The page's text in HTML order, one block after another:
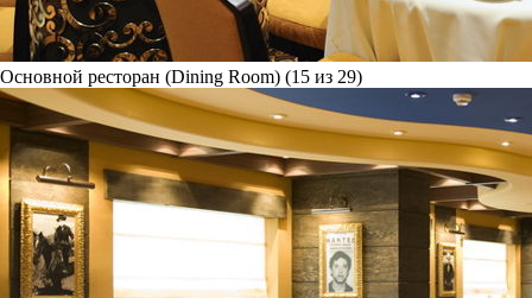
Основной ресторан (Dining Room) (15 из 29)